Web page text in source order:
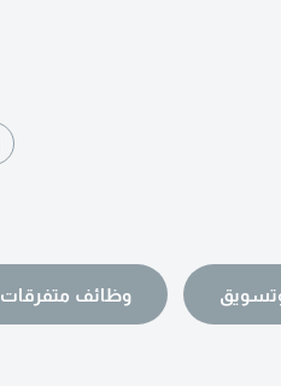
وظائف متفرقات